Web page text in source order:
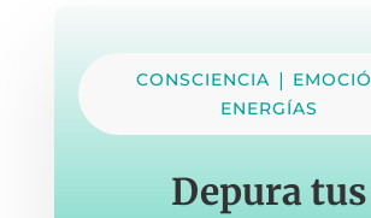
CONSCIENCIA |
ENERGÍAS
Depura tus